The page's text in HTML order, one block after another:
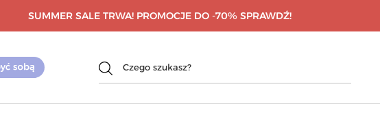
SUMMER SALE TRWA! PROMOCJE DO -70% SPRAWDŹ!